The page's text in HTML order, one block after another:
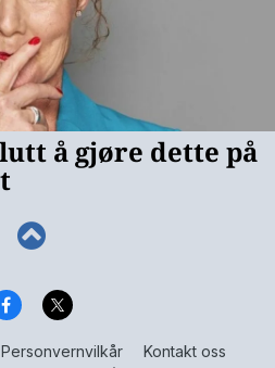
Personvernvilkår
Kontakt oss